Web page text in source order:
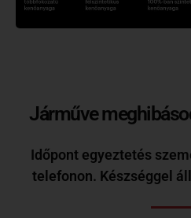
Járműve
Időpont egyeztetés
telefonon. Készséggel